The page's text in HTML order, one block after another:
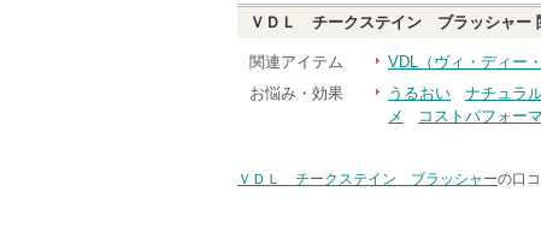
ＶＤＬ チークステイン ブラッシャー
関連アイテム VDL（ヴィ・ディー
お悩み・効果
うるおい ナチュラ
メ
コストパフォー
ＶＤＬ チークステイン ブラッシャーの口